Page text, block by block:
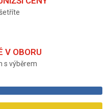
V OBORU
s výběrem